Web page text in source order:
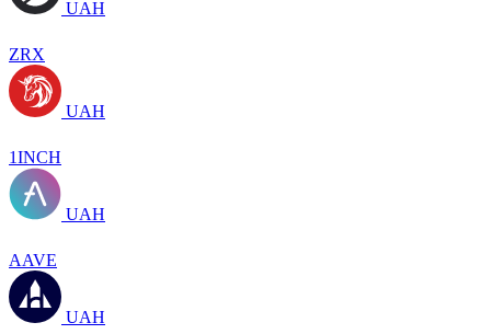
UAH
ZRX
UAH
1INCH
UAH
AAVE
UAH